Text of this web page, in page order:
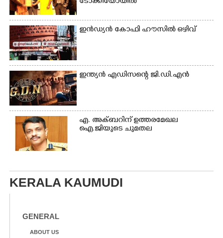
ഇൻഡ്യൻ കോഫി ഹൗസിൽ ഒഴിവ്
ഇന്ത്യൻ എഡിസന്റെ ജി.ഡി.എൻ
എ. അക്ബറിന് ഉത്തരമേഖല
ഐ.ജിയുടെ ചുമതല
KERALA KAUMUDI
GENERAL
ABOUT US